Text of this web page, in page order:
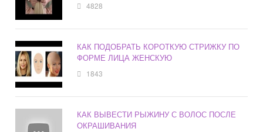
4828
КАК ПОДОБРАТЬ КОРОТКУЮ СТРИЖКУ ПО
ФОРМЕ ЛИЦА ЖЕНСКУЮ
1843
КАК ВЫВЕСТИ РЫЖИНУ С ВОЛОС ПОСЛЕ
ОКРАШИВАНИЯ